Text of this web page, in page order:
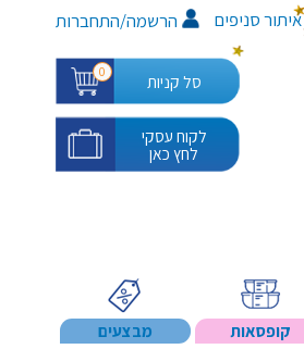
איתור סניפים הרשמה/התחברות
סל קניות 0
לקוח עסקי
לחץ כאן
קופסאות מבצעים